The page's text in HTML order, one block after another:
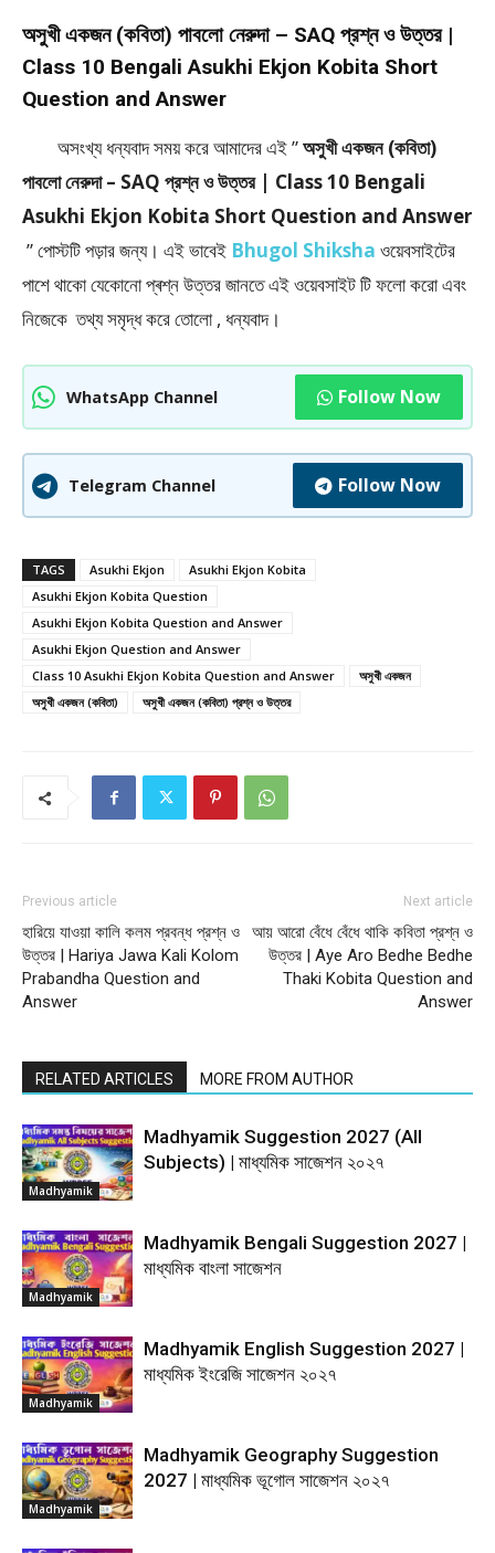
অসুখী একজন (কবিতা) পাবলো নেরুদা – SAQ প্রশ্ন ও উত্তর |
Class 10 Bengali Asukhi Ekjon Kobita Short
Question and Answer
অসংখ্য ধন্যবাদ সময় করে আমাদের এই ”অসুখী একজন (কবিতা)
পাবলো নেরুদা – SAQ প্রশ্ন ও উত্তর | Class 10 Bengali
Asukhi Ekjon Kobita Short Question and Answer
” পােস্টটি পড়ার জন্য। এই ভাবেই Bhugol Shiksha ওয়েবসাইটের
পাশে থাকো যেকোনো প্ৰশ্ন উত্তর জানতে এই ওয়েবসাইট টি ফলাে করো এবং
নিজেকে তথ্য সমৃদ্ধ করে তোলো , ধন্যবাদ।
WhatsApp Channel Follow Now
Telegram Channel Follow Now
TAGS Asukhi Ekjon
Asukhi Ekjon Kobita
Asukhi Ekjon Kobita Question
Asukhi Ekjon Kobita Question and Answer
Asukhi Ekjon Question and Answer
Class 10 Asukhi Ekjon Kobita Question and Answer
অসুখী একজন
অসুখী একজন (কবিতা)
অসুখী একজন (কবিতা) প্রশ্ন ও উত্তর
Previous article
হারিয়ে যাওয়া কালি কলম প্রবন্ধ প্রশ্ন ও
উত্তর | Hariya Jawa Kali Kolom
Prabandha Question and
Answer
Next article
আয় আরো বেঁধে বেঁধে থাকি কবিতা প্রশ্ন ও
উত্তর | Aye Aro Bedhe Bedhe
Thaki Kobita Question and
Answer
RELATED ARTICLES MORE FROM AUTHOR
Madhyamik
Madhyamik Suggestion 2027 (All
Subjects) | মাধ্যমিক সাজেশন ২০২৭
Madhyamik
Madhyamik Bengali Suggestion 2027 |
মাধ্যমিক বাংলা সাজেশন
Madhyamik
Madhyamik English Suggestion 2027 |
মাধ্যমিক ইংরেজি সাজেশন ২০২৭
Madhyamik
Madhyamik Geography Suggestion
2027 | মাধ্যমিক ভূগোল সাজেশন ২০২৭